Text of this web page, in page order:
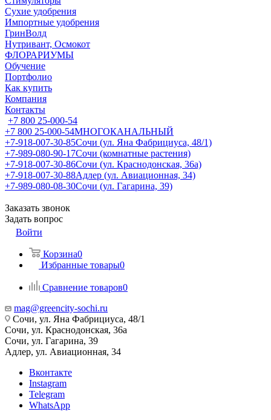
Сухие удобрения
Импортные удобрения
ГринВолд
Нутривант, Осмокот
ФЛОРАРИУМЫ
Обучение
Портфолио
Как купить
Компания
Контакты
+7 800 25-000-54
+7 800 25-000-54МНОГОКАНАЛЬНЫЙ
+7-918-007-30-85Сочи (ул. Яна Фабрициуса, 48/1)
+7-989-080-90-17Сочи (комнатные растения)
+7-918-007-30-86Сочи (ул. Краснодонская, 36а)
+7-918-007-30-88Адлер (ул. Авиационная, 34)
+7-989-080-08-30Сочи (ул. Гагарина, 39)
Заказать звонок
Задать вопрос
Войти
Корзина0
Избранные товары0
Сравнение товаров0
mag@greencity-sochi.ru
Сочи, ул. Яна Фабрициуса, 48/1
Сочи, ул. Краснодонская, 36а
Сочи, ул. Гагарина, 39
Адлер, ул. Авиационная, 34
Вконтакте
Instagram
Telegram
WhatsApp